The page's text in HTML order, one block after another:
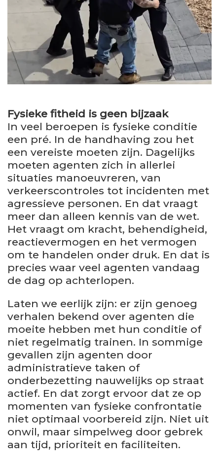
Fysieke fitheid is geen bijzaak
In veel beroepen is fysieke conditie
een pré. In de handhaving zou het
een vereiste moeten zijn. Dagelijks
moeten agenten zich in allerlei
situaties manoeuvreren, van
verkeerscontroles tot incidenten met
agressieve personen. En dat vraagt
meer dan alleen kennis van de wet.
Het vraagt om kracht, behendigheid,
reactievermogen en het vermogen
om te handelen onder druk. En dat is
precies waar veel agenten vandaag
de dag op achterlopen.
Laten we eerlijk zijn: er zijn genoeg
verhalen bekend over agenten die
moeite hebben met hun conditie of
niet regelmatig trainen. In sommige
gevallen zijn agenten door
administratieve taken of
onderbezetting nauwelijks op straat
actief. En dat zorgt ervoor dat ze op
momenten van fysieke confrontatie
niet optimaal voorbereid zijn. Niet uit
onwil, maar simpelweg door gebrek
aan tijd, prioriteit en faciliteiten.